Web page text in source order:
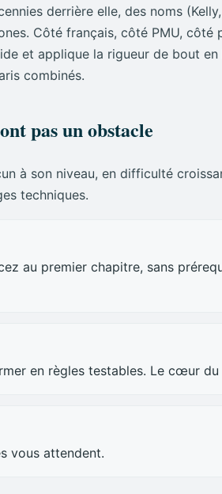
modélisateur
Baldwin
Plackett)
Labouchère, Fibonacci
derrière elle, des noms
Côté français, côté PMU,
et applique la rigueur de bout
combinés.
pas un obstacle
à son niveau, en difficulté
techniques.
au premier chapitre, sans
en règles testables. Le cœur
vous attendent.